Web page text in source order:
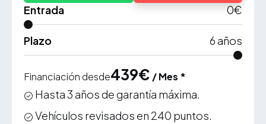
Entrada
0€
Plazo 6años
Financiación desde439€ / Mes *
Hasta 3 años de garantía máxima.
Vehículos revisados en 240 puntos.